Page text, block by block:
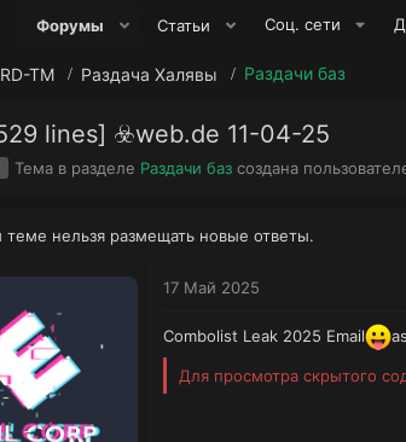
Форумы Статьи Соц. сети
TM Раздача Халявы Раздачи баз
lines] ☣️web.de 11-04-25
Тема в разделе Раздачи базсоздана
теме нельзя размещать новые ответы.
17 Май 2025
Combolist Leak 2025 Email
Для просмотра скрытого